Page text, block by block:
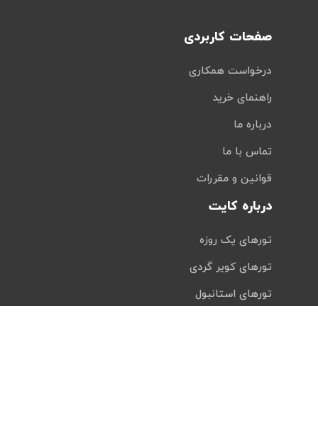
صفحات کاربردی
درخواست همکاری
راهنمای خرید
درباره ما
تماس با ما
قوانین و مقررات
درباره کایت
تورهای یک روزه
تورهای کویر گردی
تورهای استانبول